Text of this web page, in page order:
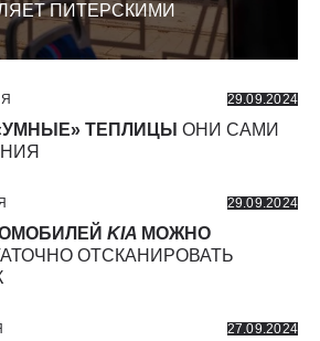
ПИТЕРСКИМИ
29.09.2024
ТЕПЛИЦЫ ОНИ САМИ
29.09.2024
KIA МОЖНО
ОТСКАНИРОВАТЬ
27.09.2024